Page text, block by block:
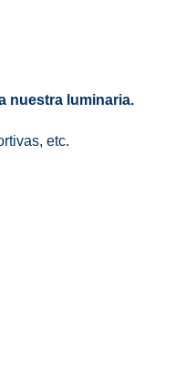
nuestra luminaria.
etc.